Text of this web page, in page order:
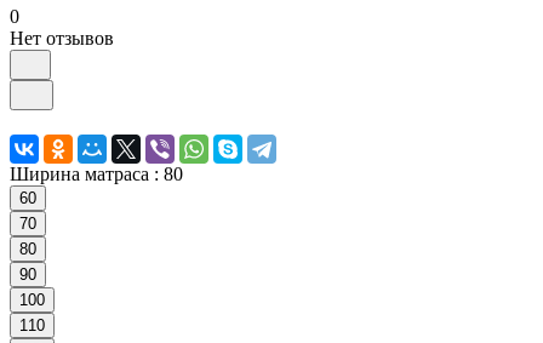
0
Нет отзывов
Ширина матраса : 80
60
70
80
90
100
110